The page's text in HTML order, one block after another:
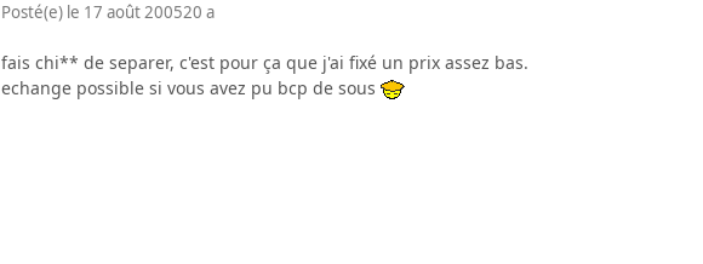
Posté(e) le 17 août 200520 a
fais chi** de separer, c'est pour ça que j'ai fixé un prix assez bas.
echange possible si vous avez pu bcp de sous